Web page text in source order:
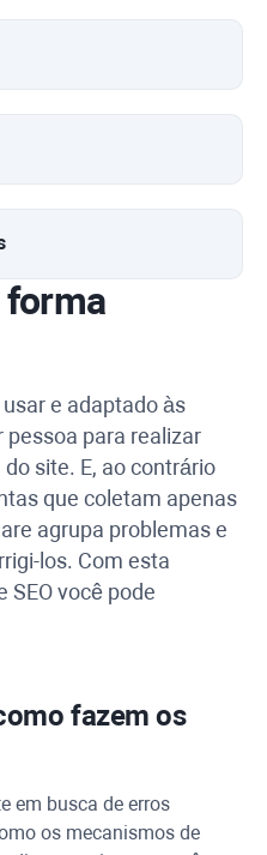
e adaptado às
pessoa para realizar
site. E, ao contrário
que coletam apenas
agrupa problemas e
los. Com esta
você pode
fazem os
em busca de erros
os mecanismos de